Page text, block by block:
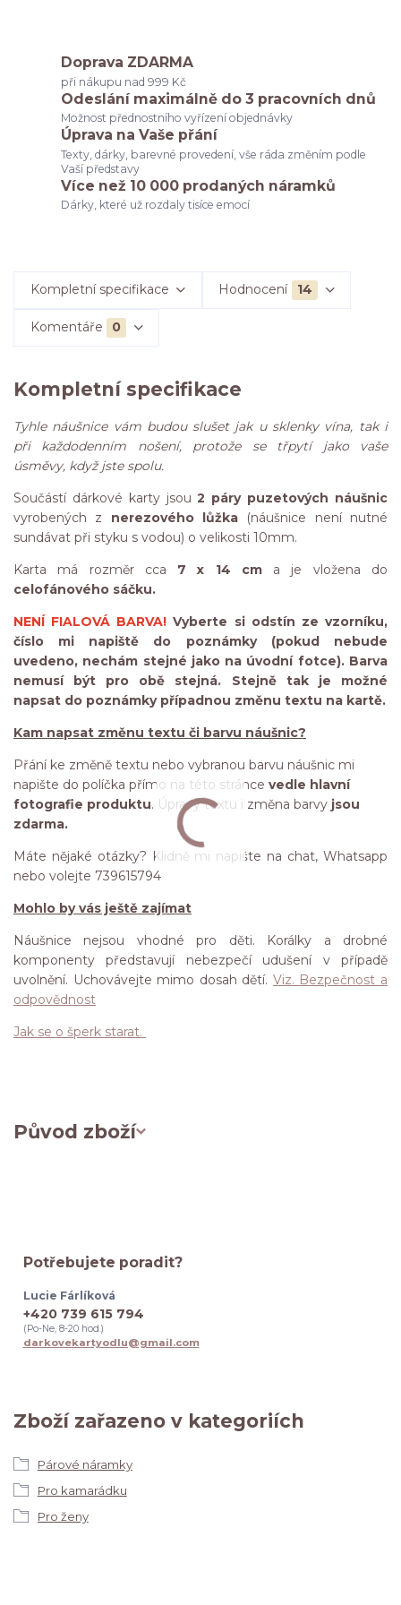
Doprava ZDARMA
při nákupu nad 999 Kč
Odeslání maximálně do 3 pracovních dnů
Možnost přednostního vyřízení objednávky
Úprava na Vaše přání
Texty, dárky, barevné provedení, vše ráda změním podle
Vaší představy
Více než 10 000 prodaných náramků
Dárky, které už rozdaly tisíce emocí
Kompletní specifikace Hodnocení 14
Komentáře 0
Kompletní specifikace
Tyhle náušnice vám budou slušet jak u sklenky vína, tak i
při každodenním nošení, protože se třpytí jako vaše
úsměvy, když jste spolu.
Součástí dárkové karty jsou2 páry puzetových náušnic
vyrobených z nerezového lůžka(náušnice není nutné
sundávat při styku s vodou) o velikosti 10mm.
Karta má rozměr cca 7 x 14 cm a je vložena do
celofánového sáčku.
NENÍ FIALOVÁ BARVA! Vyberte si odstín ze vzorníku,
číslo mi napiště do poznámky (pokud nebude
uvedeno, nechám stejné jako na úvodní fotce). Barva
nemusí být pro obě stejná. Stejně tak je možné
napsat do poznámky případnou změnu textu na kartě.
Kam napsat změnu textu či barvu náušnic?
Přání ke změně textu nebo vybranou barvu náušnic mi
napište do políčka přímo na této stránce vedle hlavní
fotografie produktu. Úpravy textu i změna barvy jsou
zdarma.
Máte nějaké otázky? Klidně mi napište na chat, Whatsapp
nebo volejte 739615794
Mohlo by vás ještě zajímat
Náušnice nejsou vhodné pro děti. Korálky a drobné
komponenty představují nebezpečí udušení v případě
uvolnění. Uchovávejte mimo dosah dětí. Viz. Bezpečnost a
odpovědnost
Jak se o šperk starat.
Původ zboží
Zboží zařazeno v kategoriích
Párové náramky
Pro kamarádku
Pro ženy
Potřebujete poradit?
Lucie Fárlíková
+420 739 615 794
(Po-Ne, 8-20 hod.)
darkovekartyodlu@gmail.com